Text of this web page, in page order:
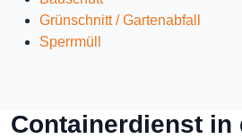
Grünschnitt / Gartenabfall
Sperrmüll
Containerdienst in